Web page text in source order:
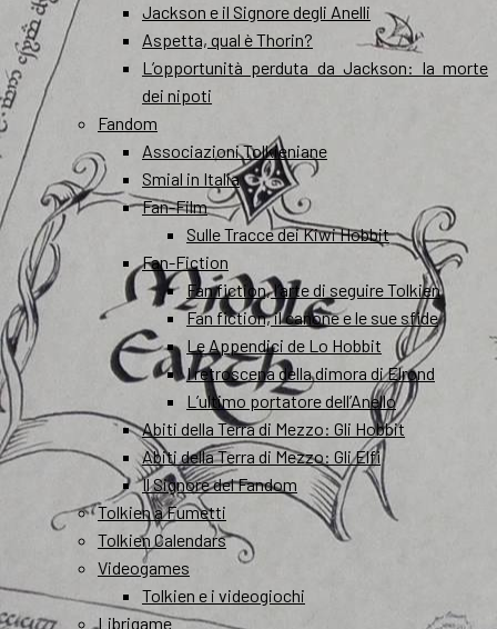
Jackson e il Signore degli Anelli
Aspetta, qual è Thorin?
L’opportunità perduta da Jackson: la morte
dei nipoti
Fandom
Associazioni Tolkieniane
Smial in Italia
Fan-Film
Sulle Tracce dei Kiwi Hobbit
Fan-Fiction
Fan fiction, l’arte di seguire Tolkien
Fan fiction, il canone e le sue sfide
Le Appendici de Lo Hobbit
I retroscena della dimora di Elrond
L’ultimo portatore dell’Anello
Abiti della Terra di Mezzo: Gli Hobbit
Abiti della Terra di Mezzo: Gli Elfi
Il Signore del Fandom
Tolkien a Fumetti
Tolkien Calendars
Videogames
Tolkien e i videogiochi
Librigame